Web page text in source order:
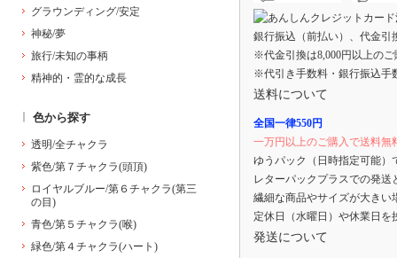
銀行振込（前払い）、代金引
※代金引換は8,000円以上の
※代引き手数料・銀行振込手
送料について
全国一律550円
一万円以上のご購入で送料無
ゆうパック（日時指定可能）
レターパックプラスでの発
繊細な商品やサイズが大きい
定休日（水曜日）や休業日
発送について
グラウンディング/安定
神秘/夢
旅行/未知の事柄
精神的・霊的な成長
色から探す
透明/全チャクラ
紫色/第７チャクラ(頭頂)
ロイヤルブルー/第６チャクラ(第三
の目)
青色/第５チャクラ(喉)
緑色/第４チャクラ(ハート)